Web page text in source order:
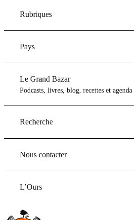
Rubriques
Pays
Le Grand Bazar
Podcasts, livres, blog, recettes et agenda
Recherche
Nous contacter
L’Ours